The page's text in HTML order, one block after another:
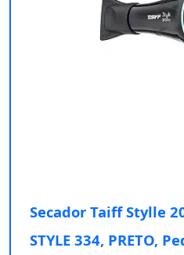
Secador Taiff Stylle
STYLE 334, PRETO,